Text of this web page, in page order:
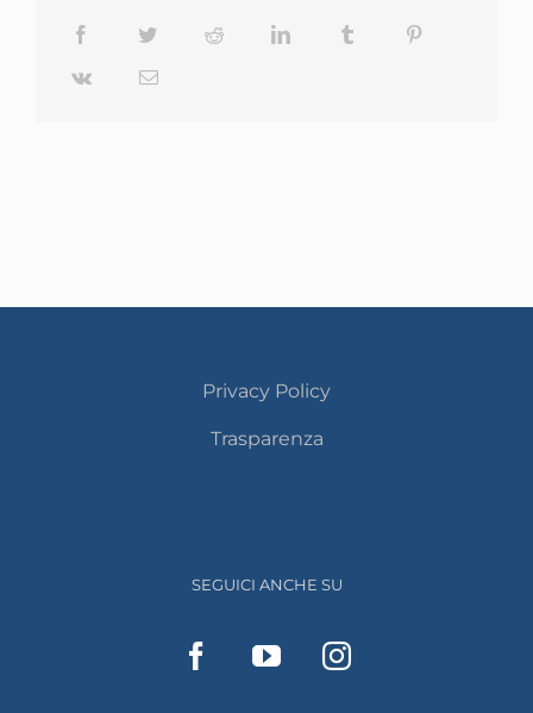
Facebook Twitter Reddit LinkedIn Tumblr
Vk Email
Privacy Policy
Trasparenza
SEGUICI ANCHE SU